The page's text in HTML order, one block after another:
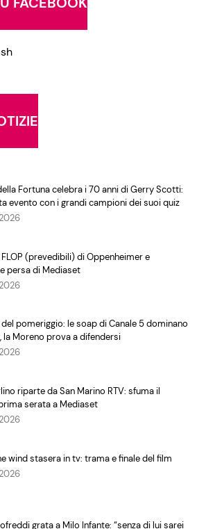
Fortuna celebra i 70 anni di Gerry Scotti:
evento con i grandi campioni dei suoi quiz
(prevedibili) di Oppenheimer e
persa di Mediaset
pomeriggio: le soap di Canale 5 dominano
la Moreno prova a difendersi
riparte da San Marino RTV: sfuma il
serata a Mediaset
wind stasera in tv: trama e finale del film
grata a Milo Infante: “senza di lui sarei